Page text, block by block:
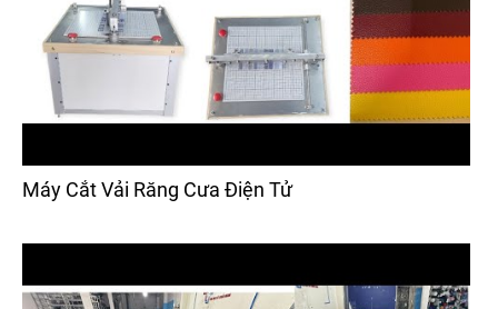
Máy Cắt Vải Răng Cưa Điện Tử